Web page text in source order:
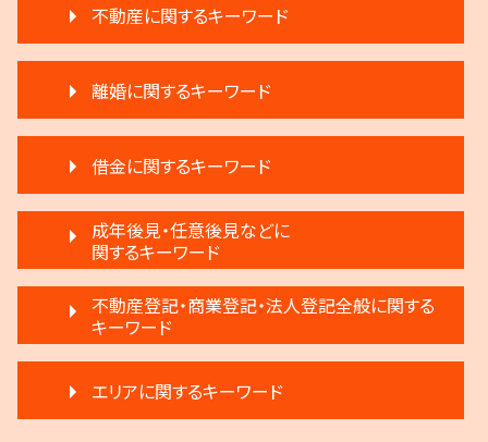
相続 弁護士
相続 遠方
相続人申告登記 デメリット
生前贈与とは 住宅
遺言 執行 相続人
相続 分割協議書
相続 遺留分 割合
遺産分割 第三者
生前贈与 注意点
相続 弁護士費用
相続放棄 デメリット
相続 争い
遺言 執行しない
遺留分 計算
公正証書遺言 証人
生前贈与 弁護士
不動産に関するキーワード
家賃 値上げ 交渉
家賃 滞納 対応
不動産 明け渡し 弁護士
賃料増額 更新
滞納 家賃 分割 交渉
不動産 明け渡し 調停
退去 立会い トラブル
家賃 滞納 法的措置
不動産売買契約 注意点
賃料増額 調停申立書
不動産 生前贈与
不動産 明け渡し 強制執行
滞納 家賃
離婚に関するキーワード
離婚調停 不利な発言
調停離婚 慰謝料
モラハラ 離婚 証拠
離婚調停 不成立
離婚 話し合い
協議離婚 弁護士
離婚 不倫 慰謝料
調停離婚 流れ
協議離婚 流れ
借金に関するキーワード
破産 会社
任意整理 銀行
破産宣告 自己破産
民事再生法とは 法人
個人再生 デメリット
破産 法人
借金 調停
個人再生 メリット
成年後見・任意後見などに
関するキーワード
任意後見制度とは
家族信託 弁護士
任意後見制度 代理人
任意後見制度 できること
任意後見制度 権利
不動産登記・商業登記・法人登記全般に関する
キーワード
法人登記とは
法人登記 メリット
エリアに関するキーワード